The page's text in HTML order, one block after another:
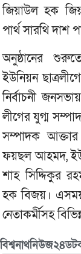
জিয়াউল হক
পার্থ সারথি দাশ
অনুষ্ঠানের
ইউনিয়ন
নির্বাচনী
লীগের যুগ্ম
সম্পাদক
ফয়ছল আহমদ,
শাহ সিদ্দিকুর
হক বিজয়।
নেতাকর্মীসহ